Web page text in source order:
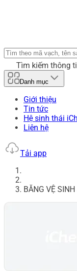
Tìm kiếm thông
Danh mục
Giới thiệu
Tin tức
Hệ sinh thái
Liên hệ
Tải app
BĂNG VỆ